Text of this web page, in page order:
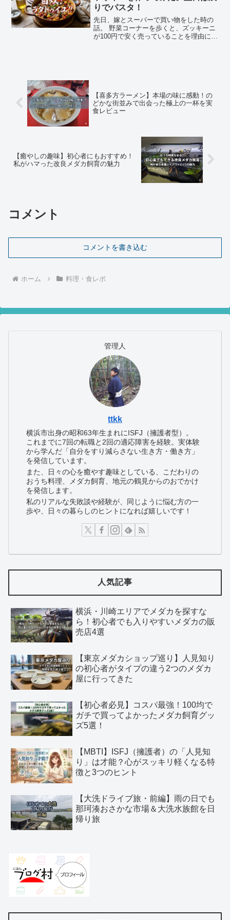
りでパスタ！
先日、嫁とスーパーで買い物をした時の
話。 野菜コーナーを歩くと、ズッキーニ
が100円で安く売っていることを理由に勝
【喜多方ラーメン】本場の味に感動！の
どかな街並みで出会った極上の一杯を実
食レビュー
【癒やしの趣味】初心者にもおすすめ！
私がハマった改良メダカ飼育の魅力
コメント
コメントを書き込む
ホーム 料理・食レポ
管理人
ttkk
横浜市出身の昭和63年生まれにISFJ（擁護者型）。
これまでに7回の転職と2回の適応障害を経験。実体験
から学んだ「自分をすり減らさない生き方・働き方」
を発信しています。
また、日々の心を癒やす趣味としている、こだわりの
おうち料理、メダカ飼育、地元の鶴見からのおでかけ
を発信します。
私のリアルな失敗談や経験が、同じように悩む方の一
歩や、日々の暮らしのヒントになれば嬉しいです！
人気記事
横浜・川崎エリアでメダカを探すな
ら！初心者でも入りやすいメダカの販
売店4選
【東京メダカショップ巡り】人見知り
の初心者がタイプの違う2つのメダカ
屋に行ってきた
【初心者必見】コスパ最強！100均で
ガチで買ってよかったメダカ飼育グッ
ズ5選！
【MBTI】ISFJ（擁護者）の「人見知
り」は才能？心がスッキリ軽くなる特
徴と3つのヒント
【大洗ドライブ旅・前編】雨の日でも
那珂湊おさかな市場＆大洗水族館を日
帰り旅